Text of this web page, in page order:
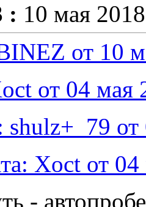
: 10 мая
от 10
от 04 мая
shulz+_79
Xoct от
-